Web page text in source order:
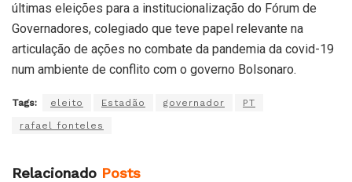
últimas eleições para a institucionalização do Fórum de
Governadores, colegiado que teve papel relevante na
articulação de ações no combate da pandemia da covid-19
num ambiente de conflito com o governo Bolsonaro.
Tags: eleito Estadão governador PT
rafael fonteles
Relacionado Posts